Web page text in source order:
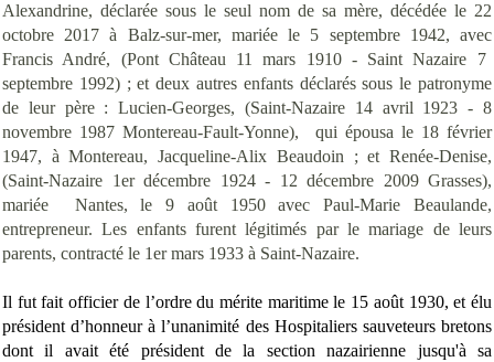
Alexandrine, déclarée sous le seul nom de sa mère, décédée le 22
octobre 2017 à Balz-sur-mer, mariée le 5 septembre 1942, avec
Francis André, (Pont Château 11 mars 1910 - Saint Nazaire 7
septembre 1992) ; et deux autres enfants déclarés sous le patronyme
de leur père : Lucien-Georges, (Saint-Nazaire 14 avril 1923 - 8
novembre 1987 Montereau-Fault-Yonne), qui épousa le 18 février
1947, à Montereau, Jacqueline-Alix Beaudoin ; et Renée-Denise,
(Saint-Nazaire 1er décembre 1924 - 12 décembre 2009 Grasses),
mariée Nantes, le 9 août 1950 avec Paul-Marie Beaulande,
entrepreneur. Les enfants furent légitimés par le mariage de leurs
parents, contracté le 1er mars 1933 à Saint-Nazaire.
Il fut fait officier de l’ordre du mérite maritime le 15 août 1930, et élu
président d’honneur à l’unanimité des Hospitaliers sauveteurs bretons
dont il avait été président de la section nazairienne jusqu'à sa